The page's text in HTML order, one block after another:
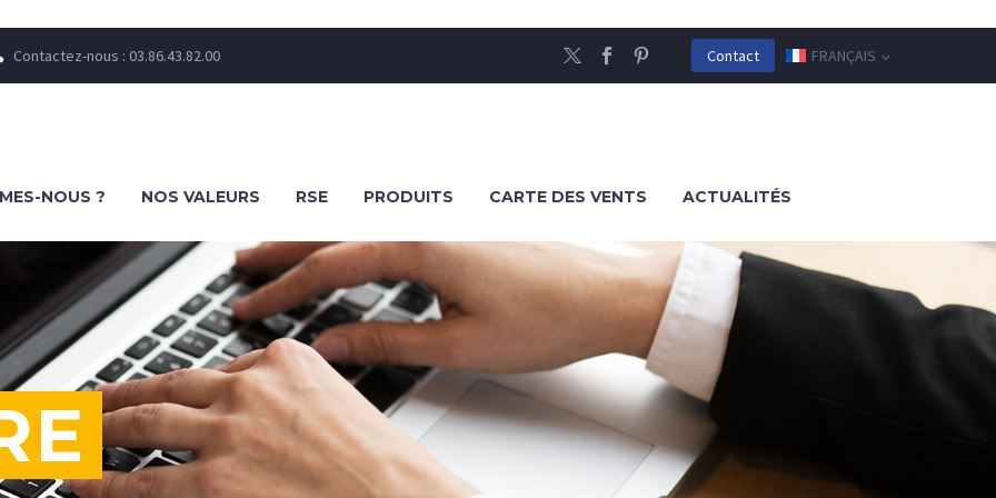
Contactez-nous : 03.86.43.82.00 Contact FRANÇAIS
NOUS ? NOS VALEURS RSE PRODUITS CARTE DES VENTS ACTUALITÉS